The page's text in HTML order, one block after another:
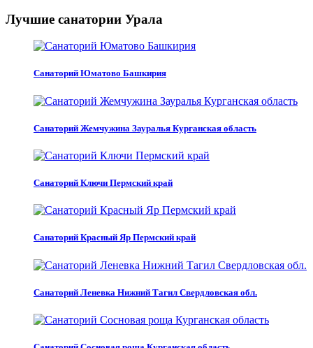
Лучшие санатории Урала
Санаторий Юматово Башкирия
Санаторий Жемчужина Зауралья Курганская область
Санаторий Ключи Пермский край
Санаторий Красный Яр Пермский край
Санаторий Леневка Нижний Тагил Свердловская обл.